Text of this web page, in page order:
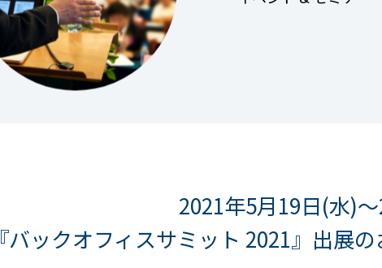
2021年5月19日(水)
『バックオフィスサミット 2021』出展